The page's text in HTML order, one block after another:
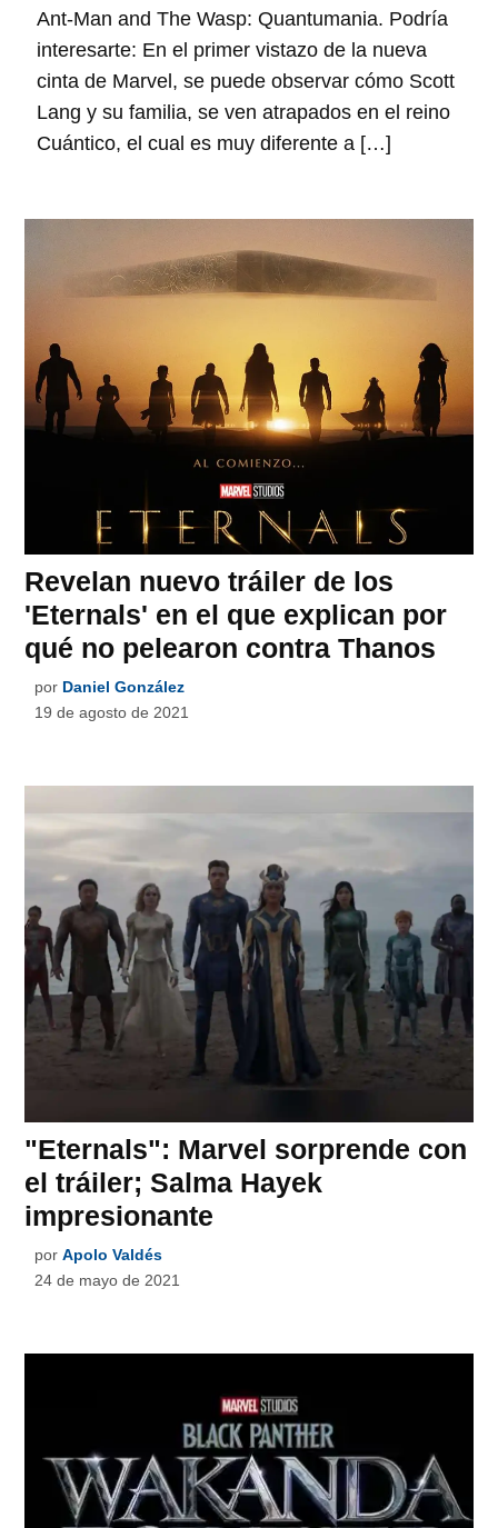
Ant-Man and The Wasp: Quantumania. Podría
interesarte: En el primer vistazo de la nueva
cinta de Marvel, se puede observar cómo Scott
Lang y su familia, se ven atrapados en el reino
Cuántico, el cual es muy diferente a […]
Revelan nuevo tráiler de los
'Eternals' en el que explican por
qué no pelearon contra Thanos
por Daniel González
19 de agosto de 2021
"Eternals": Marvel sorprende con
el tráiler; Salma Hayek
impresionante
por Apolo Valdés
24 de mayo de 2021